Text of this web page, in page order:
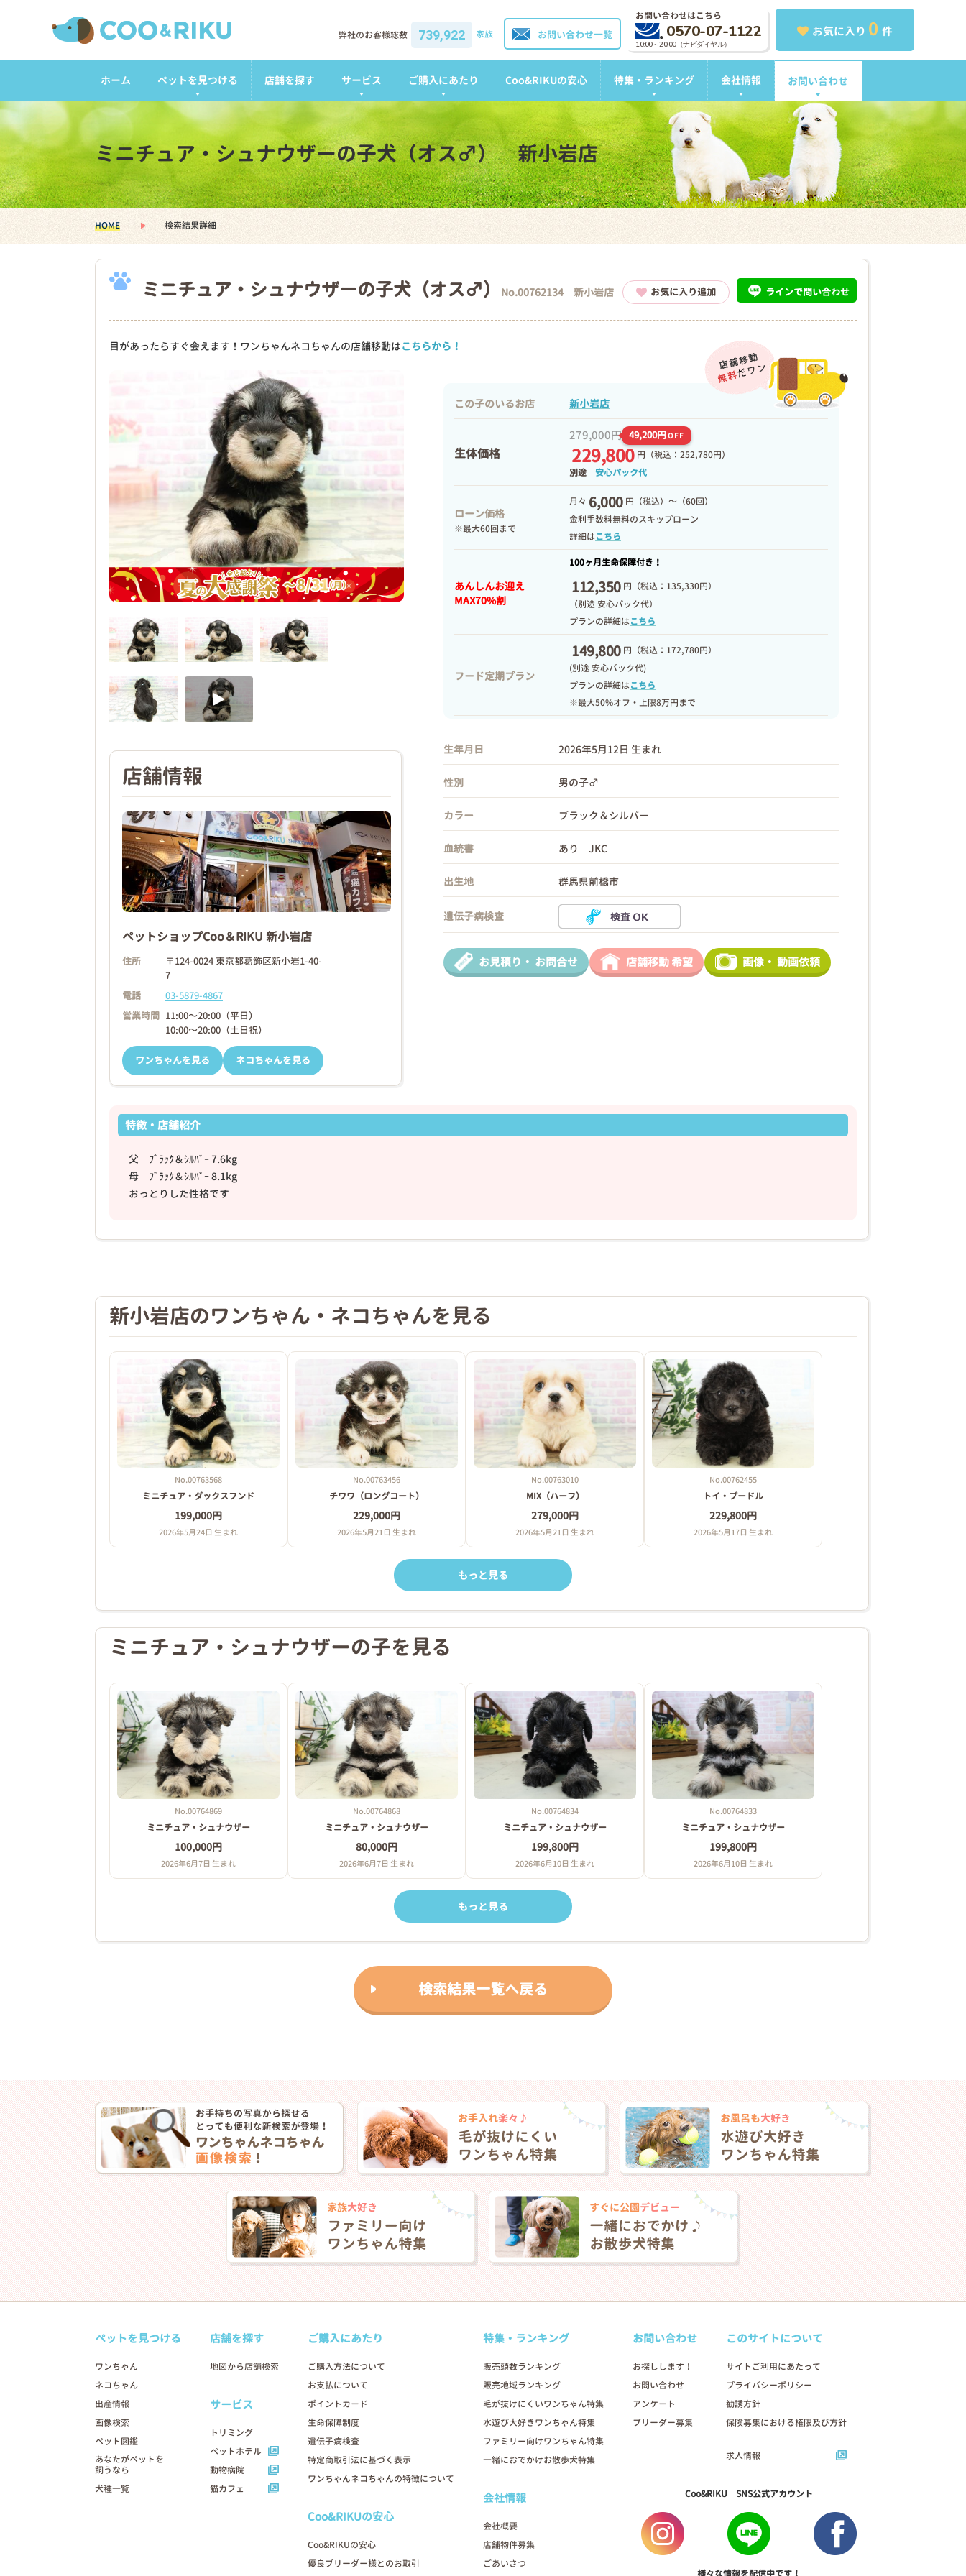
お気に入り 0 件
お問い合わせはこちら
0570-07-1122
10:00～20:00（ナビダイヤル）
お問い合わせ一覧
弊社のお客様総数 739,922 家族
ホーム ペットを見つける 店舗を探す サービス ご購入にあたり Coo&RIKUの安心 特集・ランキング 会社情報 お問い合わせ
ミニチュア・シュナウザーの子犬（オス♂） 新小岩店
HOME 検索結果詳細
ミニチュア・シュナウザーの子犬（オス♂） No.00762134 新小岩店 お気に入り追加 ラインで問い合わせ
目があったらすぐ会えます！ワンちゃんネコちゃんの店舗移動はこちらから！
この子のいるお店 新小岩店
生体価格
279,000円 49,200円OFF
229,800 円 （税込：252,780円）
別途 安心パック代
ローン価格
※最大60回まで
月々 6,000 円（税込）～（60回）
金利手数料無料のスキップローン
詳細はこちら
あんしんお迎え
MAX70%割
100ヶ月生命保障付き！
112,350 円 （税込：135,330円）
（別途 安心パック代）
プランの詳細はこちら
フード定期プラン
149,800 円 （税込：172,780円）
(別途 安心パック代)
プランの詳細はこちら
※最大50%オフ・上限8万円まで
生年月日 2026年5月12日 生まれ
性別 男の子♂
カラー ブラック＆シルバー
血統書 あり JKC
出生地 群馬県前橋市
遺伝子病検査
お見積り・ お問合せ 店舗移動希望 画像・ 動画依頼
店舗情報
ペットショップCoo＆RIKU 新小岩店
住所
〒124-0024 東京都葛飾区新小岩1-40-
7
電話
03-5879-4867
営業時間 11:00～20:00（平日）
10:00～20:00（土日祝）
ワンちゃんを見る ネコちゃんを見る
特徴・店舗紹介
父 ﾌﾞﾗｯｸ＆ｼﾙﾊﾞｰ 7.6kg
母 ﾌﾞﾗｯｸ＆ｼﾙﾊﾞｰ 8.1kg
おっとりした性格です
新小岩店のワンちゃん・ネコちゃんを見る
No.00763568
ミニチュア・ダックスフンド
199,000円
2026年5月24日 生まれ
No.00763456
チワワ（ロングコート）
229,000円
2026年5月21日 生まれ
No.00763010
MIX（ハーフ）
279,000円
2026年5月21日 生まれ
No.00762455
トイ・プードル
229,800円
2026年5月17日 生まれ
もっと見る
ミニチュア・シュナウザーの子を見る
No.00764869
ミニチュア・シュナウザー
100,000円
2026年6月7日 生まれ
No.00764868
ミニチュア・シュナウザー
80,000円
2026年6月7日 生まれ
No.00764834
ミニチュア・シュナウザー
199,800円
2026年6月10日 生まれ
No.00764833
ミニチュア・シュナウザー
199,800円
2026年6月10日 生まれ
もっと見る
検索結果一覧へ戻る
ペットを見つける
ワンちゃん
ネコちゃん
出産情報
画像検索
ペット図鑑
あなたがペットを
飼うなら
犬種一覧
店舗を探す
地図から店舗検索
サービス
トリミング
ペットホテル
動物病院
猫カフェ
ご購入にあたり
ご購入方法について
お支払について
ポイントカード
生命保障制度
遺伝子病検査
特定商取引法に基づく表示
ワンちゃんネコちゃんの特徴について
Coo&RIKUの安心
Coo&RIKUの安心
優良ブリーダー様とのお取引
特集・ランキング
販売頭数ランキング
販売地域ランキング
毛が抜けにくいワンちゃん特集
水遊び大好きワンちゃん特集
ファミリー向けワンちゃん特集
一緒におでかけお散歩犬特集
会社情報
会社概要
店舗物件募集
ごあいさつ
お問い合わせ
お探しします！
お問い合わせ
アンケート
ブリーダー募集
このサイトについて
サイトご利用にあたって
プライバシーポリシー
勧誘方針
保険募集における権限及び方針
求人情報
Coo&RIKU SNS公式アカウント
様々な情報を配信中です！